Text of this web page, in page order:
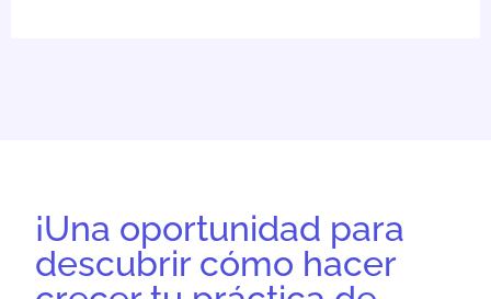
¡Una oportunidad para
descubrir cómo hacer